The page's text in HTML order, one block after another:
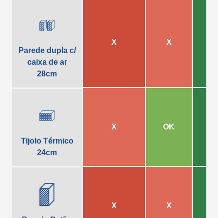
metálica.
Parede dupla c/
caixa de ar
28cm
X X
Tijolo Térmico
24cm
X OK
X X